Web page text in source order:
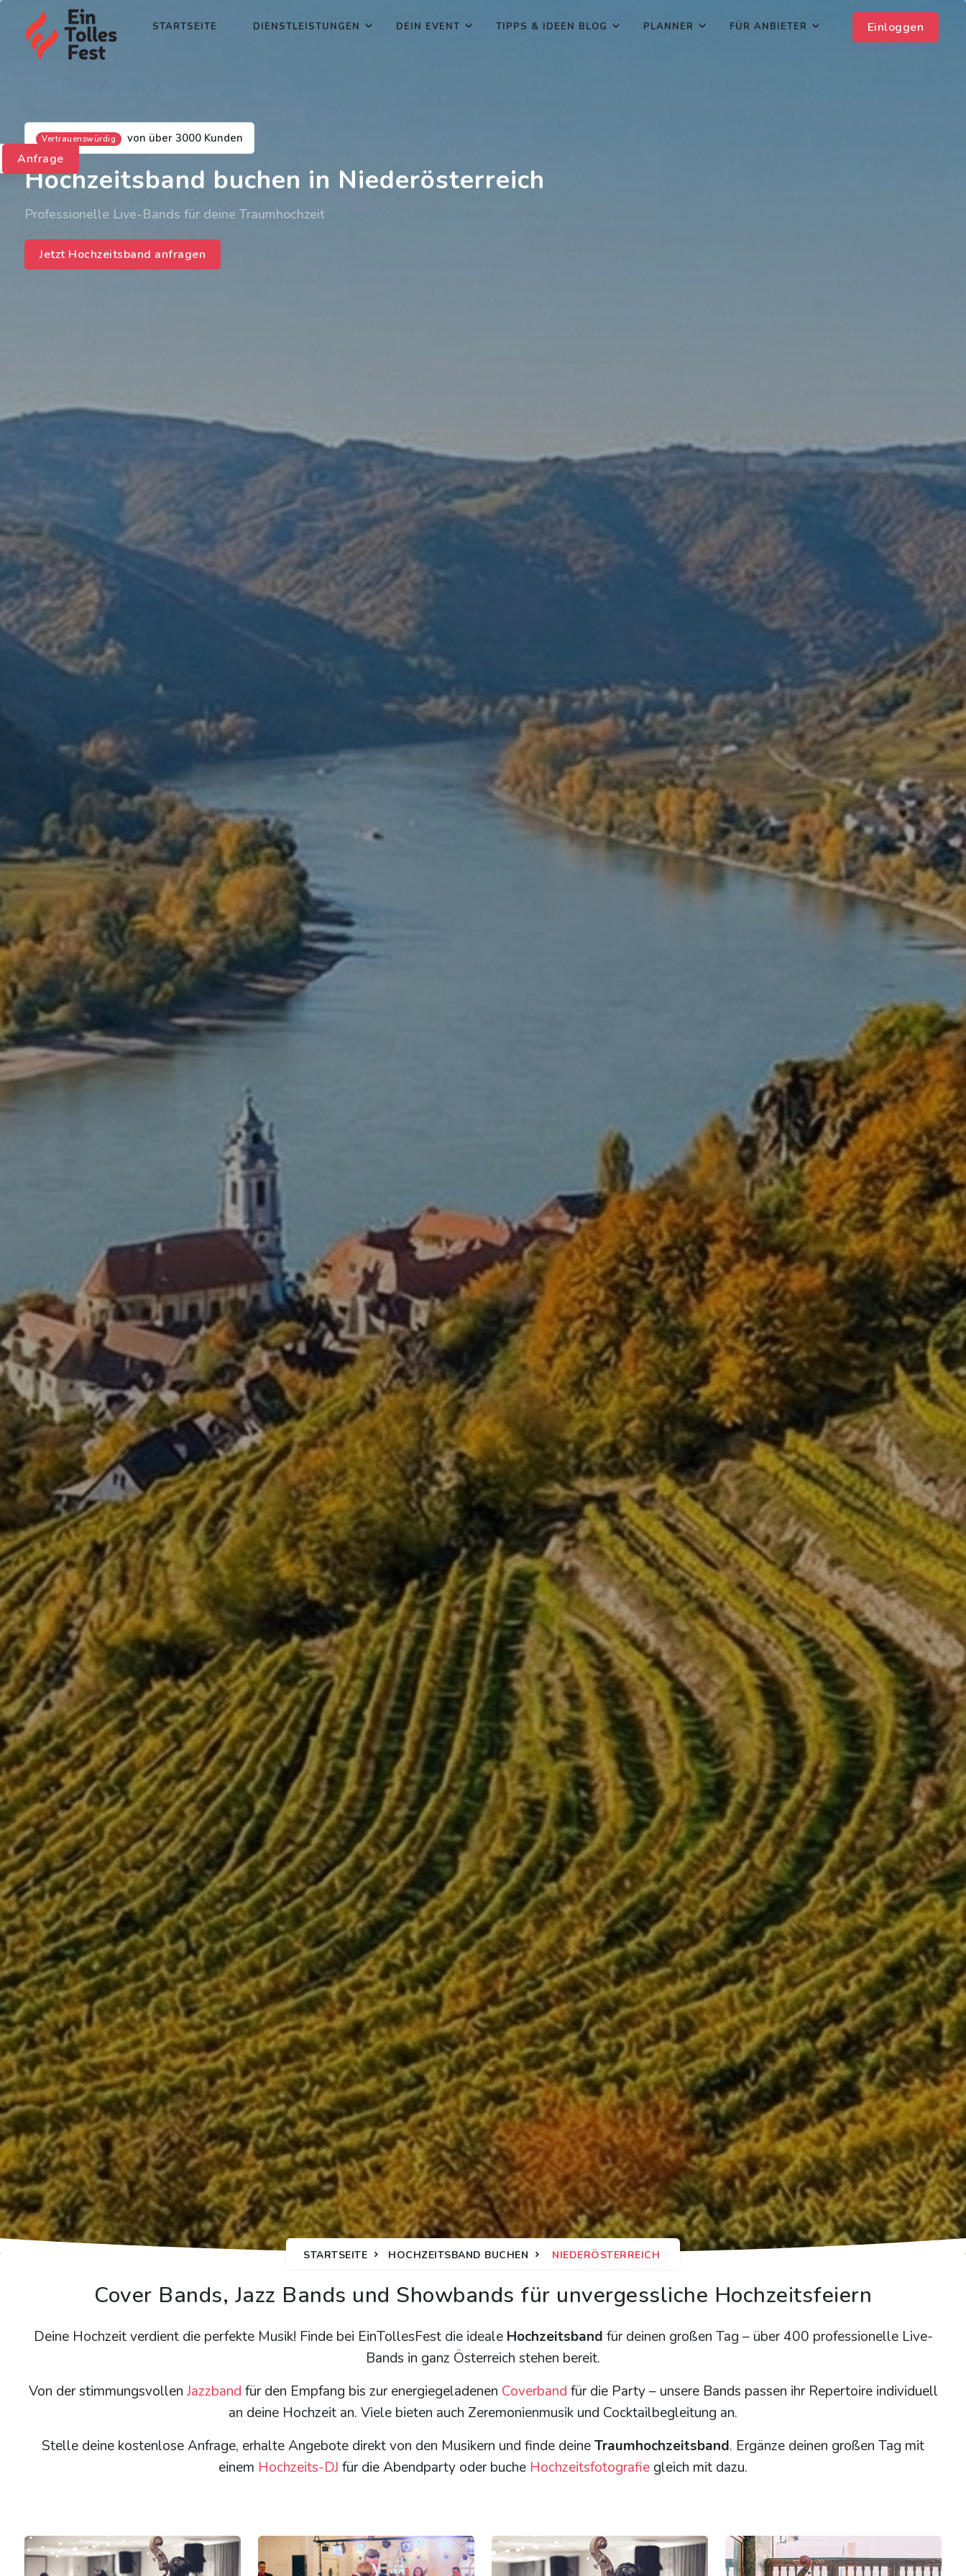
Einloggen
STARTSEITE DIENSTLEISTUNGEN DEIN EVENT TIPPS & IDEEN BLOG PLANNER FÜR ANBIETER
Vertrauenswürdig von über 3000 Kunden
Hochzeitsband buchen in Niederösterreich
Professionelle Live-Bands für deine Traumhochzeit
Jetzt Hochzeitsband anfragen
STARTSEITE HOCHZEITSBAND BUCHEN NIEDERÖSTERREICH
Cover Bands, Jazz Bands und Showbands für unvergessliche Hochzeitsfeiern
Deine Hochzeit verdient die perfekte Musik! Finde bei EinTollesFest die ideale Hochzeitsband für deinen großen Tag – über 400 professionelle Live-
Bands in ganz Österreich stehen bereit.
Von der stimmungsvollen Jazzband für den Empfang bis zur energiegeladenen Coverband für die Party – unsere Bands passen ihr Repertoire individuell
an deine Hochzeit an. Viele bieten auch Zeremonienmusik und Cocktailbegleitung an.
Stelle deine kostenlose Anfrage, erhalte Angebote direkt von den Musikern und finde deineTraumhochzeitsband. Ergänze deinen großen Tag mit
einem Hochzeits-DJ für die Abendparty oder buche Hochzeitsfotografie gleich mit dazu.
Anfrage